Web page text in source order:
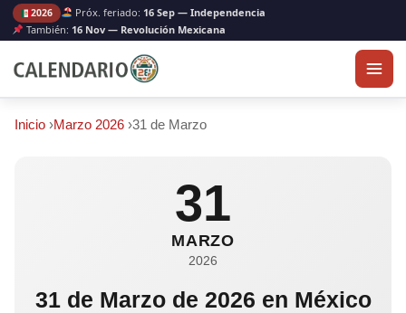
2026 Próx. feriado: 16 Sep — Independencia
También: 16 Nov — Revolución Mexicana
Inicio ›Marzo 2026 ›31 de Marzo
31
MARZO
2026
31 de Marzo de 2026 en México